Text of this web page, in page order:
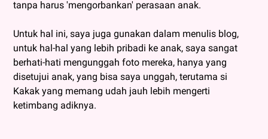
tanpa harus 'mengorbankan' perasaan anak.
Untuk hal ini, saya juga gunakan dalam menulis blog,
untuk hal-hal yang lebih pribadi ke anak, saya sangat
berhati-hati mengunggah foto mereka, hanya yang
disetujui anak, yang bisa saya unggah, terutama si
Kakak yang memang udah jauh lebih mengerti
ketimbang adiknya.